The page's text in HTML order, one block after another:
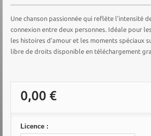
Une chanson passionnée qui reflète l’intensité
connexion entre deux personnes. Idéale pour
les histoires d’amour et les moments spéciaux
libre de droits disponible en téléchargement
0,00 €
Licence :